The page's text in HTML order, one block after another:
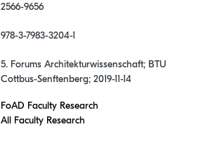
2566-9656
978-3-7983-3204-1
5. Forums Architekturwissenschaft; BTU
Cottbus-Senftenberg; 2019-11-14
FoAD Faculty Research
All Faculty Research